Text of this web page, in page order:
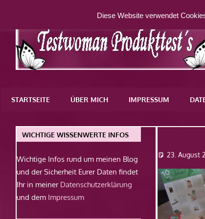
springen
WordPress-
STARTSEITE ÜBER MICH IMPRESSUM
23. August
WICHTIGE WISSENWERTE INFOS
Wichtige Infos rund um meinen Blog
und der Sicherheit Eurer Daten findet
Ihr in meiner Datenschutzerklärung
und dem Impressum
Diese Website verwendet